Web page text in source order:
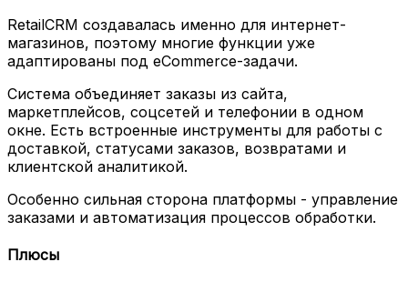
RetailCRM создавалась именно для интернет-
магазинов, поэтому многие функции уже
адаптированы под eCommerce-задачи.
Система объединяет заказы из сайта,
маркетплейсов, соцсетей и телефонии в одном
окне. Есть встроенные инструменты для работы с
доставкой, статусами заказов, возвратами и
клиентской аналитикой.
Особенно сильная сторона платформы - управление
заказами и автоматизация процессов обработки.
Плюсы